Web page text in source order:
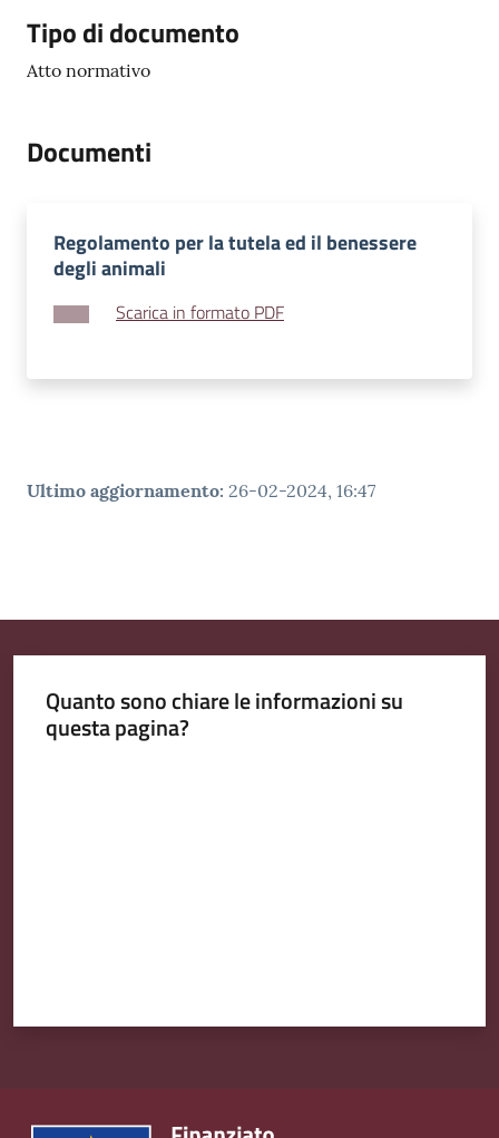
E
n
Seguici
Descrizione
Tipo di documento
Atto normativo
Documenti
Regolamento per la tutela ed il benessere
degli animali
Scarica in formato PDF
Ultimo aggiornamento: 26-02-2024, 16:47
Quanto sono chiare le informazioni su
questa pagina?